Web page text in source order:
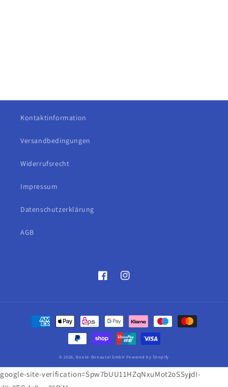
Kontaktinformation
Versandbedingungen
Widerrufsrecht
Impressum
Datenschutzerklärung
AGB
FacebookInstagram
Zahlungsmethoden
© 2026,Boote-Donautal GmbH Powered by Shopify
google-site-verification=Spw7bUU11HZqNxuMot2oSSyjdI-